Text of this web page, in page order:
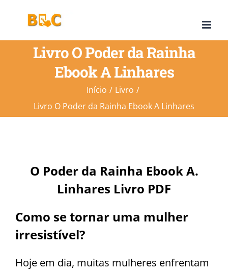
o
Livro O Poder da Rainha
Ebook A Linhares
Início
Livro
Livro O Poder da Rainha Ebook A Linhares
O Poder da Rainha Ebook A.
Linhares Livro PDF
Como se tornar uma mulher
irresistível?
Hoje em dia, muitas mulheres enfrentam